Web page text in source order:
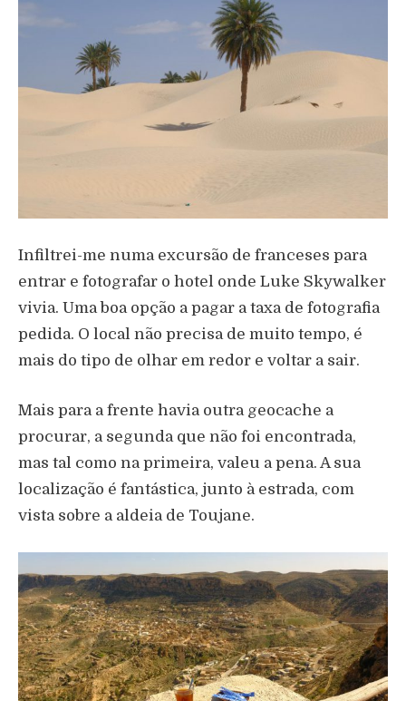
Infiltrei-me numa excursão de franceses para
entrar e fotografar o hotel onde Luke Skywalker
vivia. Uma boa opção a pagar a taxa de fotografia
pedida. O local não precisa de muito tempo, é
mais do tipo de olhar em redor e voltar a sair.
Mais para a frente havia outra geocache a
procurar, a segunda que não foi encontrada,
mas tal como na primeira, valeu a pena. A sua
localização é fantástica, junto à estrada, com
vista sobre a aldeia de Toujane.